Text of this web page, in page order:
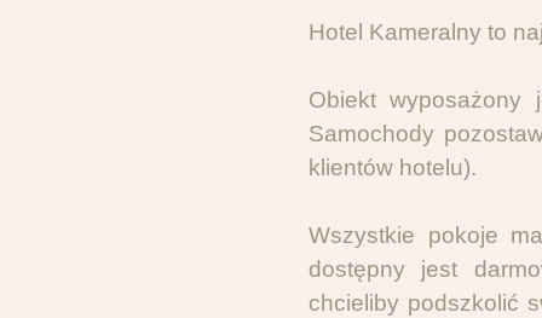
Hotel Kameralny to
Obiekt wyposażony
Samochody
klientów hotelu).
Wszystkie pokoje
dostępny jest
chcieliby podszkolić